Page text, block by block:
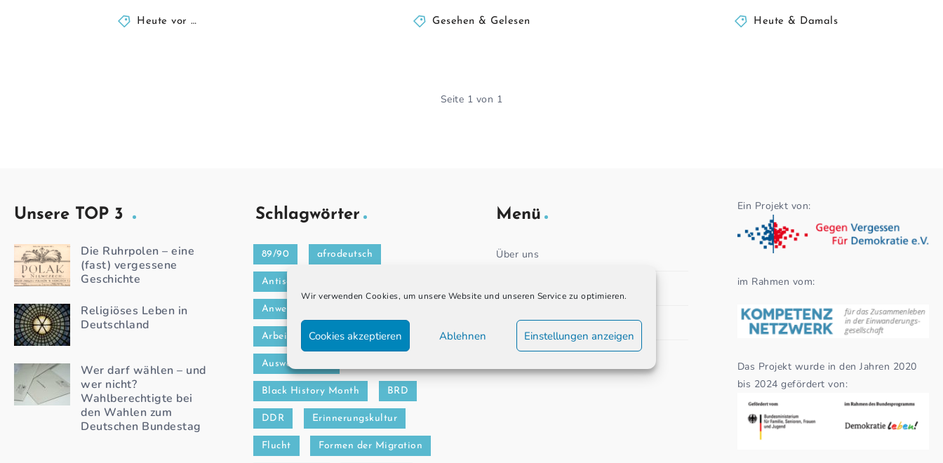
Wir verwenden Cookies, um unsere Website und unseren Service zu optimieren.
Cookies akzeptieren Ablehnen Einstellungen anzeigen
Heute vor … Gesehen & Gelesen Heute & Damals
Seite 1 von 1
Unsere TOP 3
Die Ruhrpolen – eine
(fast) vergessene
Geschichte
Religiöses Leben in
Deutschland
Wer darf wählen – und
wer nicht?
Wahlberechtigte bei
den Wahlen zum
Deutschen Bundestag
Schlagwörter
89/90 afrodeutsch
Antisemitismus
Anwerbeabkommen
Arbeitsmarkt Arbeitsmigration
Auswanderung
Black History Month BRD
DDR Erinnerungskultur
Flucht Formen der Migration
Menü
Über uns
Datenschutz
Ein Projekt von:
im Rahmen vom:
Das Projekt wurde in den Jahren 2020
bis 2024 gefördert von: